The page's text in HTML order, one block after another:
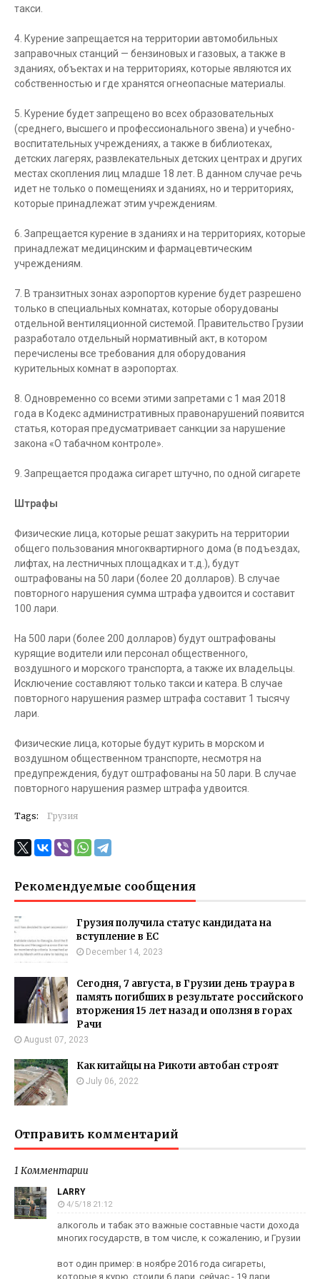
такси.
4. Курение запрещается на территории автомобильных
заправочных станций — бензиновых и газовых, а также в
зданиях, объектах и на территориях, которые являются их
собственностью и где хранятся огнеопасные материалы.
5. Курение будет запрещено во всех образовательных
(среднего, высшего и профессионального звена) и учебно-
воспитательных учреждениях, а также в библиотеках,
детских лагерях, развлекательных детских центрах и других
местах скопления лиц младше 18 лет. В данном случае речь
идет не только о помещениях и зданиях, но и территориях,
которые принадлежат этим учреждениям.
6. Запрещается курение в зданиях и на территориях, которые
принадлежат медицинским и фармацевтическим
учреждениям.
7. В транзитных зонах аэропортов курение будет разрешено
только в специальных комнатах, которые оборудованы
отдельной вентиляционной системой. Правительство Грузии
разработало отдельный нормативный акт, в котором
перечислены все требования для оборудования
курительных комнат в аэропортах.
8. Одновременно со всеми этими запретами с 1 мая 2018
года в Кодекс административных правонарушений появится
статья, которая предусматривает санкции за нарушение
закона «О табачном контроле».
9. Запрещается продажа сигарет штучно, по одной сигарете
Штрафы
Физические лица, которые решат закурить на территории
общего пользования многоквартирного дома (в подъездах,
лифтах, на лестничных площадках и т.д.), будут
оштрафованы на 50 лари (более 20 долларов). В случае
повторного нарушения сумма штрафа удвоится и составит
100 лари.
На 500 лари (более 200 долларов) будут оштрафованы
курящие водители или персонал общественного,
воздушного и морского транспорта, а также их владельцы.
Исключение составляют только такси и катера. В случае
повторного нарушения размер штрафа составит 1 тысячу
лари.
Физические лица, которые будут курить в морском и
воздушном общественном транспорте, несмотря на
предупреждения, будут оштрафованы на 50 лари. В случае
повторного нарушения размер штрафа удвоится.
Tags: Грузия
Рекомендуемые сообщения
Грузия получила статус кандидата на
вступление в ЕС
December 14, 2023
Сегодня, 7 августа, в Грузии день траура в
память погибших в результате российского
вторжения 15 лет назад и оползня в горах
Рачи
August 07, 2023
Как китайцы на Рикоти автобан строят
July 06, 2022
Отправить комментарий
1 Комментарии
LARRY
4/5/18 21:12
алкоголь и табак это важные составные части дохода
многих государств, в том числе, к сожалению, и Грузии
вот один пример: в ноябре 2016 года сигареты,
которые я курю, стоили 6 лари, сейчас - 19 лари.